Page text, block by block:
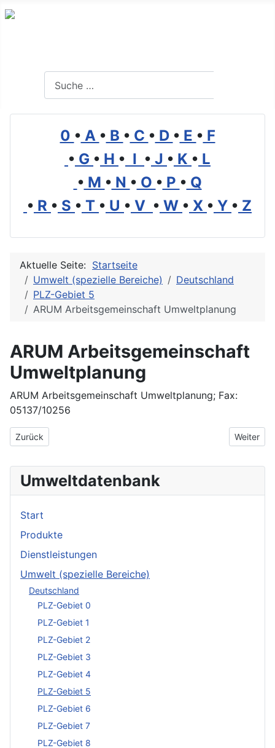
0 • A • B • C • D • E • F
• G • H • I • J • K • L
• M • N • O • P • Q
• R • S • T • U • V • W • X • Y • Z
Aktuelle Seite: Startseite
Umwelt (spezielle Bereiche)
Deutschland
PLZ-Gebiet 5
ARUM Arbeitsgemeinschaft Umweltplanung
ARUM Arbeitsgemeinschaft
Umweltplanung
ARUM Arbeitsgemeinschaft Umweltplanung; Fax:
05137/10256
Vorheriger Beitrag: Arndt Schäfer Chemie und Umwelt GmbH
Zurück Nächster
Weiter
Umweltdatenbank
Start
Produkte
Dienstleistungen
Umwelt (spezielle Bereiche)
Deutschland
PLZ-Gebiet 0
PLZ-Gebiet 1
PLZ-Gebiet 2
PLZ-Gebiet 3
PLZ-Gebiet 4
PLZ-Gebiet 5
PLZ-Gebiet 6
PLZ-Gebiet 7
PLZ-Gebiet 8